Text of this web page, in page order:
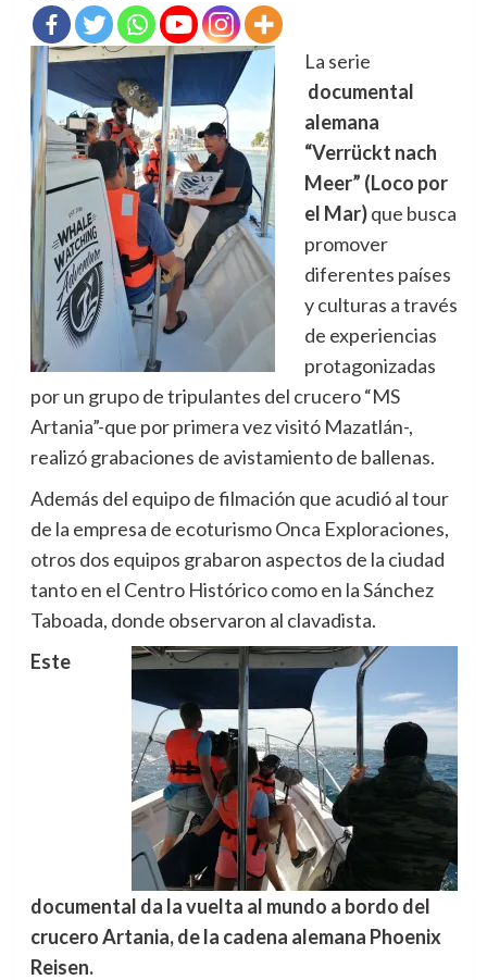
La serie
documental
alemana
“Verrückt nach
Meer” (Loco por
el Mar)que busca
promover
diferentes países
y culturas a través
de experiencias
protagonizadas
por un grupo de tripulantes del crucero “MS
Artania”-que por primera vez visitó Mazatlán-,
realizó grabaciones de avistamiento de ballenas.
Además del equipo de filmación que acudió al tour
de la empresa de ecoturismo Onca Exploraciones,
otros dos equipos grabaron aspectos de la ciudad
tanto en el Centro Histórico como en la Sánchez
Taboada, donde observaron al clavadista.
Este
documental da la vuelta al mundo a bordo del
crucero Artania, de la cadena alemana Phoenix
Reisen.